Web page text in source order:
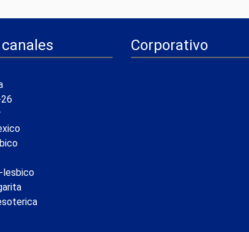
lesbico
Corporativo